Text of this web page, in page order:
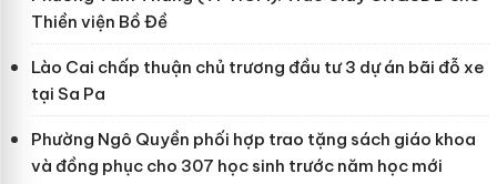
Thiền viện Bồ Đề
Lào Cai chấp thuận chủ trương đầu tư 3 dự án bãi đỗ xe
tại Sa Pa
Phường Ngô Quyền phối hợp trao tặng sách giáo khoa
và đồng phục cho 307 học sinh trước năm học mới